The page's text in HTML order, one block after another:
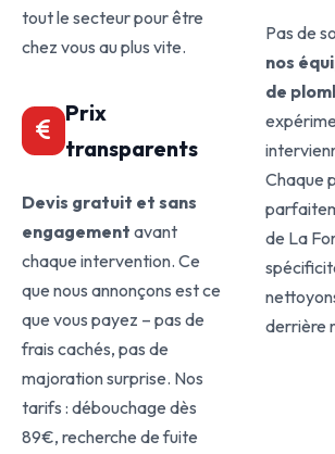
tout le secteur pour être
chez vous au plus vite.
Prix
transparents
Devis gratuit et sans
engagement avant
chaque intervention. Ce
que nous annonçons est ce
que vous payez – pas de
frais cachés, pas de
majoration surprise. Nos
tarifs : débouchage dès
89€, recherche de fuite
Pas de
nos
de
Chaque
de La
derrière